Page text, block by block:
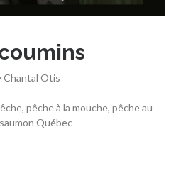
Chantal Otis
,pêche à la mouche,pêche au
saumon Québec